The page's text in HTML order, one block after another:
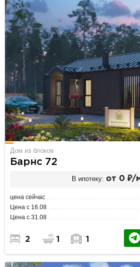
Дом из блоков
Барнс 72
В ипотеку: от 0 ₽/
цена сейчас
Цена с 16.08
Цена с 31.08
2 1 1